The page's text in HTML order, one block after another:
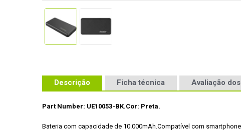
Descrição Ficha técnica Avaliação
Part Number: UE10053-BK.Cor: Preta.
Bateria com capacidade de 10.000mAh.Compatível com